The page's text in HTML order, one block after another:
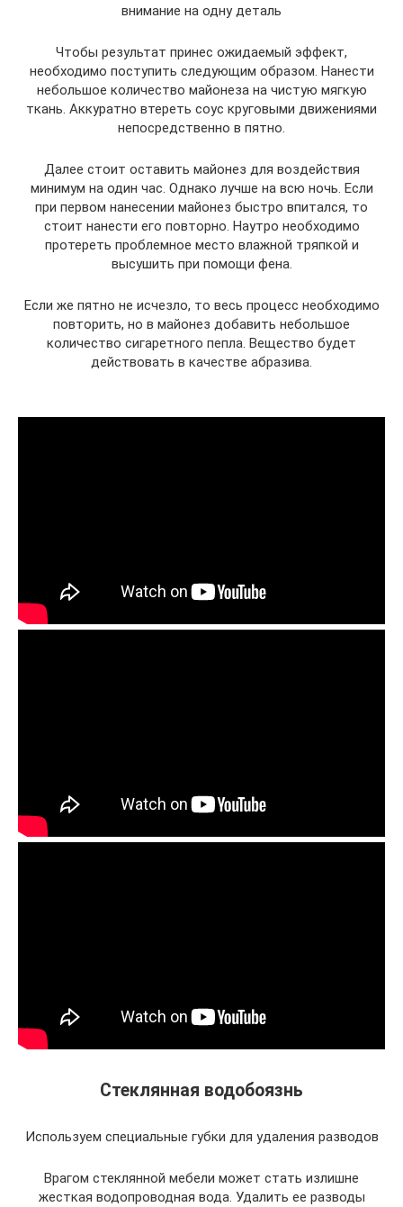
внимание на одну деталь
Чтобы результат принес ожидаемый эффект,
необходимо поступить следующим образом. Нанести
небольшое количество майонеза на чистую мягкую
ткань. Аккуратно втереть соус круговыми движениями
непосредственно в пятно.
Далее стоит оставить майонез для воздействия
минимум на один час. Однако лучше на всю ночь. Если
при первом нанесении майонез быстро впитался, то
стоит нанести его повторно. Наутро необходимо
протереть проблемное место влажной тряпкой и
высушить при помощи фена.
Если же пятно не исчезло, то весь процесс необходимо
повторить, но в майонез добавить небольшое
количество сигаретного пепла. Вещество будет
действовать в качестве абразива.
Стеклянная водобоязнь
Используем специальные губки для удаления разводов
Врагом стеклянной мебели может стать излишне
жесткая водопроводная вода. Удалить ее разводы